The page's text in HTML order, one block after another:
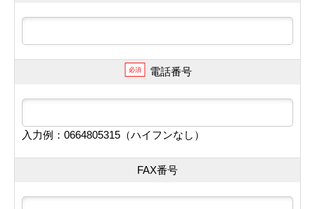
必須 電話番号
入力例：0664805315（ハイフンなし）
FAX番号